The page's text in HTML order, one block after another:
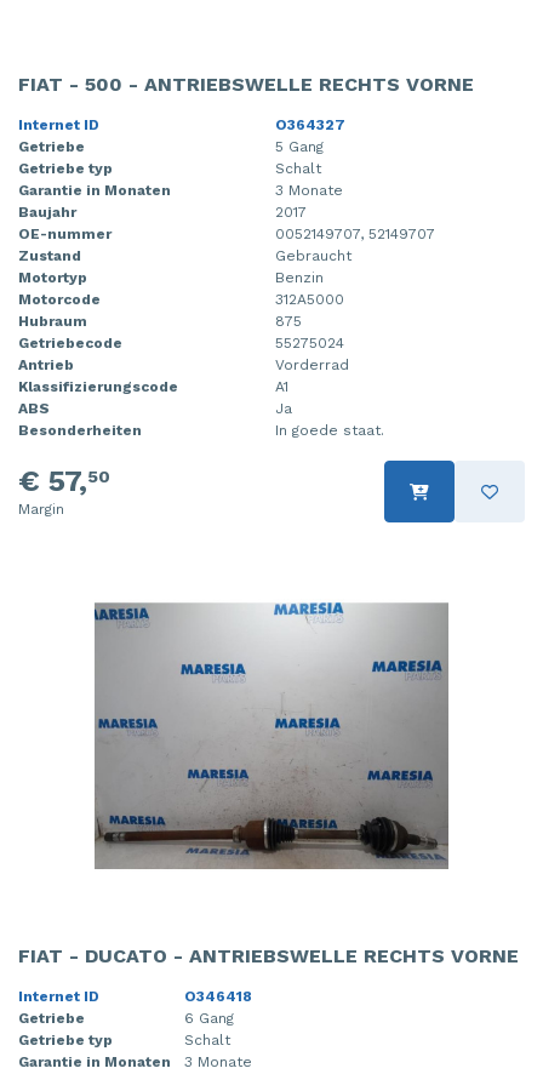
FIAT - 500 - ANTRIEBSWELLE RECHTS VORNE
Internet ID
O364327
Getriebe
5 Gang
Getriebe typ
Schalt
Garantie in Monaten
3 Monate
Baujahr
2017
OE-nummer
0052149707, 52149707
Zustand
Gebraucht
Motortyp
Benzin
Motorcode
312A5000
Hubraum
875
Getriebecode
55275024
Antrieb
Vorderrad
Klassifizierungscode
A1
ABS
Ja
Besonderheiten
In goede staat.
€ 57,50
Margin
FIAT - DUCATO - ANTRIEBSWELLE RECHTS VORNE
Internet ID
O346418
Getriebe
6 Gang
Getriebe typ
Schalt
Garantie in Monaten
3 Monate